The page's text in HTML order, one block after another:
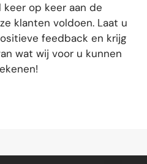
keer op keer aan de
ze klanten voldoen. Laat u
ositieve feedback en krijg
an wat wij voor u kunnen
ekenen!